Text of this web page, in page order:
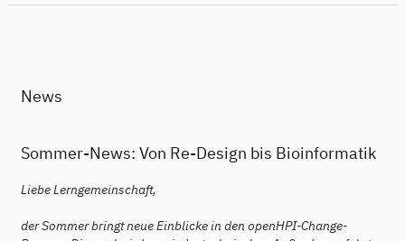
News
Sommer-News: Von Re-Design bis Bioinformatik
Liebe Lerngemeinschaft,
der Sommer bringt neue Einblicke in den openHPI-Change-